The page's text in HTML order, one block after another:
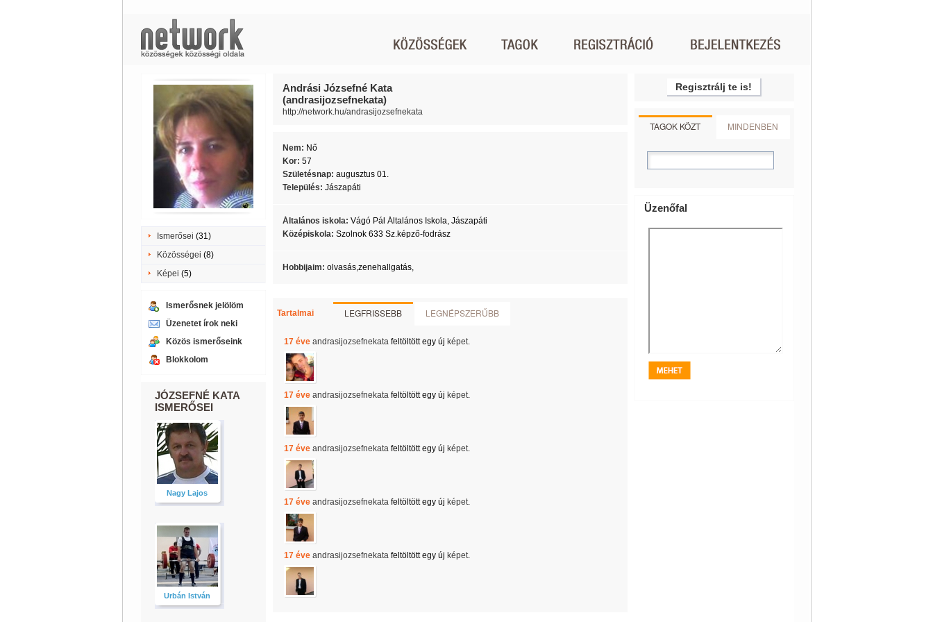
Ismerősei (31)
Közösségei (8)
Képei (5)
Ismerősnek jelölöm
Üzenetet írok neki
Közös ismerőseink
Blokkolom
JÓZSEFNÉ KATA
ISMERŐSEI
Nagy Lajos
Urbán István
Andrási Józsefné Kata
(andrasijozsefnekata)
http://network.hu/andrasijozsefnekata
Nem: Nő
Kor: 57
Születésnap: augusztus 01.
Település: Jászapáti
Általános iskola: Vágó Pál Általános Iskola, Jászapáti
Középiskola: Szolnok 633 Sz.képző-fodrász
Hobbijaim: olvasás,zenehallgatás,
Tartalmai LEGFRISSEBB LEGNÉPSZERŰBB
17 éve andrasijozsefnekatafeltöltött egy új képet.
17 éve andrasijozsefnekatafeltöltött egy új képet.
17 éve andrasijozsefnekatafeltöltött egy új képet.
17 éve andrasijozsefnekatafeltöltött egy új képet.
17 éve andrasijozsefnekatafeltöltött egy új képet.
Regisztrálj te is!
TAGOK KÖZT MINDENBEN
Üzenőfal